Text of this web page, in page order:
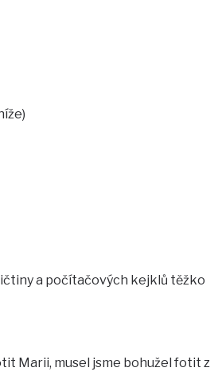
a počítačových kejklů těžko
Marii, musel jsme bohužel fotit z